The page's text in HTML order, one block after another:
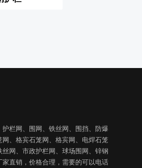
栏网、围网、铁丝网、围挡、防爆
、格宾石笼网、格宾网、电焊石笼
网、市政护栏网、球场围网、锌钢
直销，价格合理，需要的可以电话